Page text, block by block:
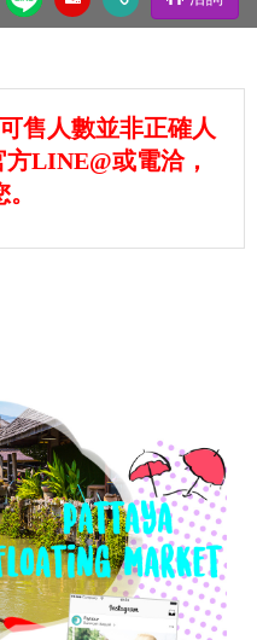
售人數並非正確人
LINE@或電洽，